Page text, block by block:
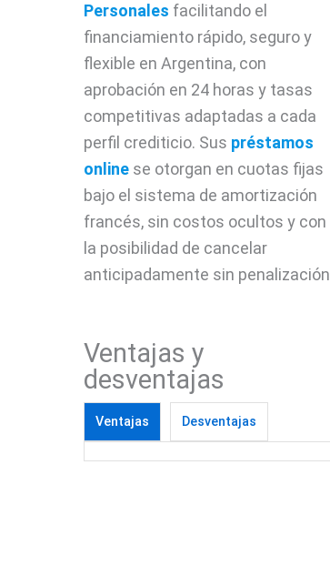
Personales facilitando el
financiamiento rápido, seguro y
flexible en Argentina, con
aprobación en 24 horas y tasas
competitivas adaptadas a cada
perfil crediticio. Sus préstamos
online se otorgan en cuotas fijas
bajo el sistema de amortización
francés, sin costos ocultos y con
la posibilidad de cancelar
anticipadamente sin penalización
Ventajas y
desventajas
Ventajas Desventajas